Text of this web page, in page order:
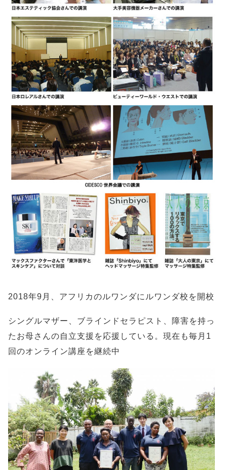
2018年9月、アフリカのルワンダにルワンダ校を開校
シングルマザー、ブラインドセラピスト、障害を持っ
たお母さんの自立支援を応援している。現在も毎月1
回のオンライン講座を継続中